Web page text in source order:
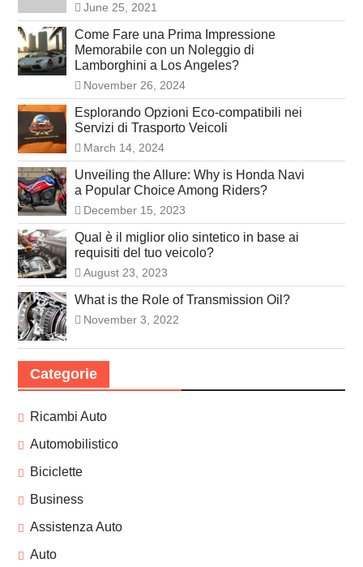
June 25, 2021
Come Fare una Prima Impressione
Memorabile con un Noleggio di
Lamborghini a Los Angeles?
November 26, 2024
Esplorando Opzioni Eco-compatibili nei
Servizi di Trasporto Veicoli
March 14, 2024
Unveiling the Allure: Why is Honda Navi
a Popular Choice Among Riders?
December 15, 2023
Qual è il miglior olio sintetico in base ai
requisiti del tuo veicolo?
August 23, 2023
What is the Role of Transmission Oil?
November 3, 2022
Categorie
Ricambi Auto
Automobilistico
Biciclette
Business
Assistenza Auto
Auto